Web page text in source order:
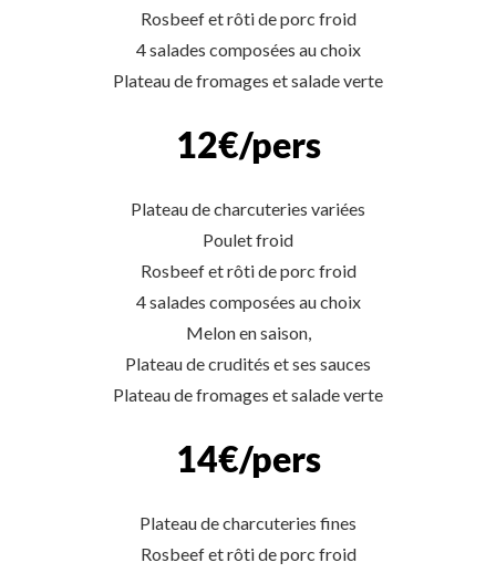
Rosbeef et rôti de porc froid
4 salades composées au choix
Plateau de fromages et salade verte
12€/pers
Plateau de charcuteries variées
Poulet froid
Rosbeef et rôti de porc froid
4 salades composées au choix
Melon en saison,
Plateau de crudités et ses sauces
Plateau de fromages et salade verte
14€/pers
Plateau de charcuteries fines
Rosbeef et rôti de porc froid